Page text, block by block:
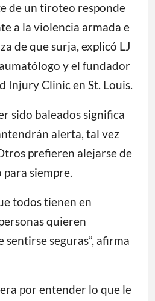
de un tiroteo responde
a la violencia armada e
de que surja, explicó LJ
y el fundador
Injury Clinic en St. Louis.
sido baleados significa
alerta, tal vez
prefieren alejarse de
para siempre.
todos tienen en
quieren
sentirse seguras”, afirma
por entender lo que le